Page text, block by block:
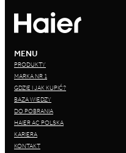
MENU
PRODUKTY
MARKA NR 1
GDZIE I JAK KUPIĆ?
BAZA WIEDZY
DO POBRANIA
HAIER AC POLSKA
KARIERA
KONTAKT